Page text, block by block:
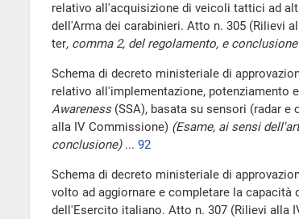
relativo all'acquisizione di veicoli tattici ad
dell'Arma dei carabinieri. Atto n. 305 (Rilievi
ter, comma 2, del regolamento, e
Schema di decreto ministeriale di
relativo all'implementazione, potenziamento
Awareness(SSA), basata su sensori (radar e
alla IV Commissione) (Esame, ai sensi
conclusione)... 92
Schema di decreto ministeriale di
volto ad aggiornare e completare la
dell'Esercito italiano. Atto n. 307 (Rilievi alla